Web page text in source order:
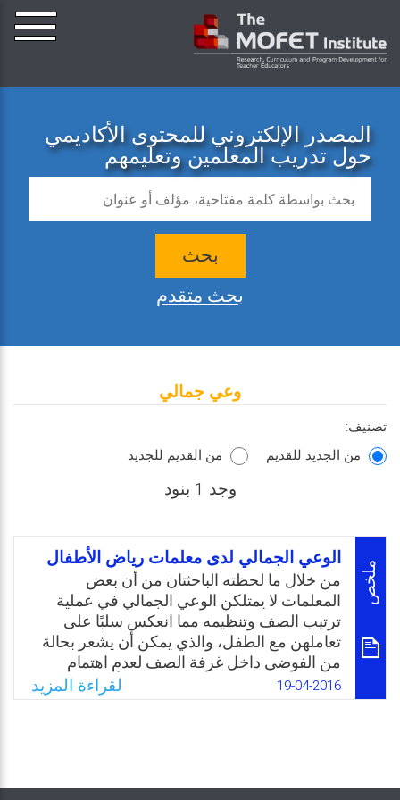
المصدر الإلكتروني للمحتوى الأكاديمي
حول تدريب المعلمين وتعليمهم
بحث
بحث متقدم
وعي جمالي
تصنيف:
من الجديد للقديم
من القديم للجديد
وجد 1 بنود
ملخص
الوعي الجمالي لدى معلمات رياض الأطفال
من خلال ما لحظته الباحثتان من أن بعض
المعلمات لا يمتلكن الوعي الجمالي في عملية
ترتيب الصف وتنظيمه مما انعكس سلبًا على
تعاملهن مع الطفل، والذي يمكن أن يشعر بحالة
من الفوضى داخل غرفة الصف لعدم اهتمام
المعلمة بالترتيب والتنسيق، ولذا ارتأت الباحثتان
القيام بهذا البحث كمحاولة لابراز أهمية الوعي
التذوق الجمالي لدى الطفل.
19-04-2016 لقراءة المزيد